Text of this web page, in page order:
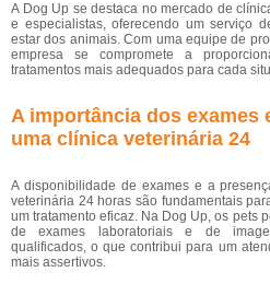
A Dog Up se destaca no mercado de
e especialistas, oferecendo um serviço
estar dos animais. Com uma equipe de
empresa se compromete a
tratamentos mais adequados para cada
A importância dos exames
uma clínica veterinária 24
A disponibilidade de exames e a
veterinária 24 horas são fundamentais
um tratamento eficaz. Na Dog Up, os pets
de exames laboratoriais e de
qualificados, o que contribui para um
mais assertivos.